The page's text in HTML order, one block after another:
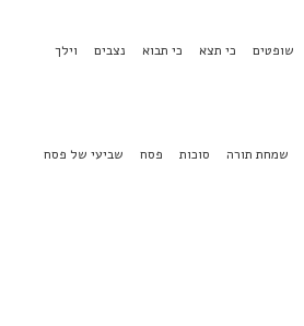
שופטים כי תצא כי תבוא נצבים וילך
שמחת תורה סוכות פסח שביעי של פסח